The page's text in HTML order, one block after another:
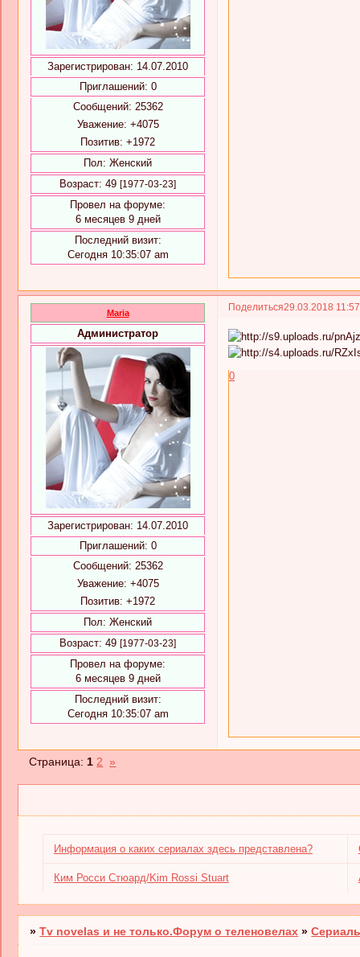
Зарегистрирован: 14.07.2010
Приглашений: 0
Сообщений: 25362
Уважение: +4075
Позитив: +1972
Пол: Женский
Возраст: 49 [1977-03-23]
Провел на форуме:
6 месяцев 9 дней
Последний визит:
Сегодня 10:35:07 am
Поделиться29.03.2018
Maria
Администратор
Зарегистрирован: 14.07.2010
Приглашений: 0
Сообщений: 25362
Уважение: +4075
Позитив: +1972
Пол: Женский
Возраст: 49 [1977-03-23]
Провел на форуме:
6 месяцев 9 дней
Последний визит:
Сегодня 10:35:07 am
0
Страница: 1 2 »
Информация о каких сериалах здесь представлена?
Ким Росси Стюард/Kim Rossi Stuart
»Tv novelas и не только.Форум о теленовелах »